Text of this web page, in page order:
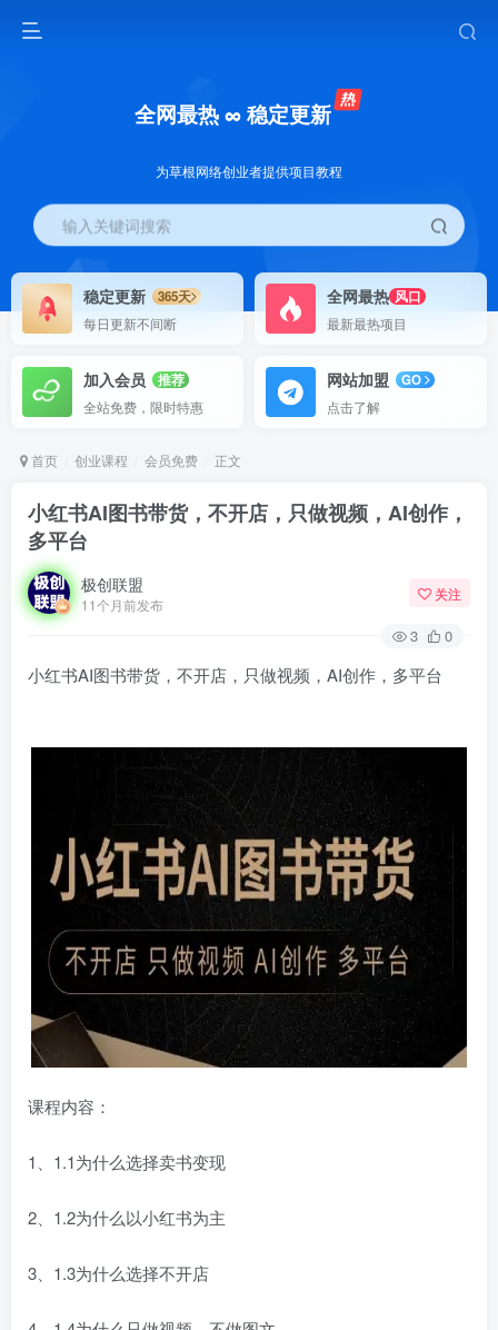
全网最热 ∞ 稳定更新
为草根网络创业者提供项目教程
输入关键词搜索
稳定更新
365天
每日更新不间断
全网最热 风口
最新最热项目
加入会员
推荐
全站免费，限时特惠
网站加盟
GO
点击了解
首页 创业课程 会员免费 正文
小红书AI图书带货，不开店，只做视频，AI创作，
多平台
极创联盟
11个月前发布
关注
3 0
小红书AI图书带货，不开店，只做视频，AI创作，多平台
课程内容：
1、1.1为什么选择卖书变现
2、1.2为什么以小红书为主
3、1.3为什么选择不开店